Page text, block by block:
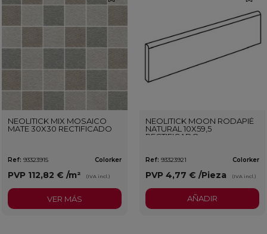
NEOLITICK MIX MOSAICO
MATE 30X30 RECTIFICADO
Ref: 93323915 Colorker
PVP 112,82 € /m² (IVA incl.)
VER MÁS
NEOLITICK MOON RODAPIÉ
NATURAL 10X59,5
RECTIFICADO
Ref: 93323921 Colorker
PVP 4,77 € /Pieza (IVA incl.)
AÑADIR